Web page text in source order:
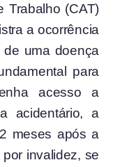
Trabalho (CAT)
a ocorrência
uma doença
para
acesso a
acidentário, a
meses após a
invalidez, se